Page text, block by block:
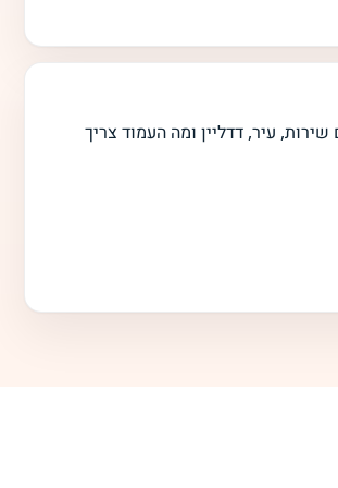
עיר, דדליין ומה העמוד צריך